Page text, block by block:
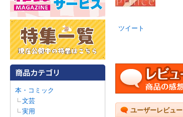
本・コミック
文芸
実用
ツイート
ユーザーレビュー